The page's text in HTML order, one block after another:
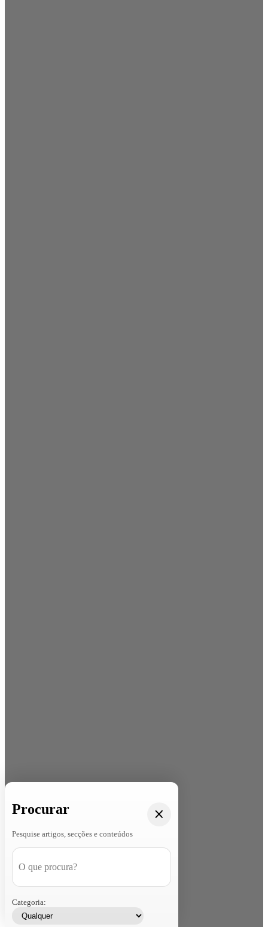
Procurar
Pesquise artigos, secções e conteúdos
Categoria: